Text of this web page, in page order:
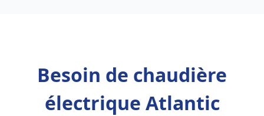
Besoin de chaudière
électrique Atlantic